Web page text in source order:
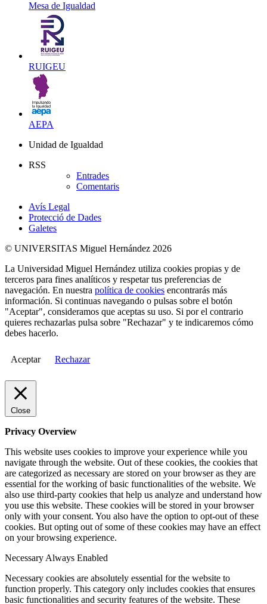
Mesa de Igualdad
RUIGEU
AEPA
Unidad de Igualdad
RSS
Entrades
Comentaris
Avís Legal
Protecció de Dades
Galetes
© UNIVERSITAS Miguel Hernández 2026
La Universidad Miguel Hernández utiliza cookies propias y de
terceros para fines analíticos y respetar tus preferencias de
navegación. En nuestra política de cookies encontrarás más
información. Si continuas navegando o pulsas sobre el botón
"Aceptar", consideramos que aceptas su uso. Si por el contrario
quieres rechazarlas pulsa sobre "Rechazar" y te indicaremos cómo
debes hacerlo.
Aceptar Rechazar
Close
Privacy Overview
This website uses cookies to improve your experience while you
navigate through the website. Out of these cookies, the cookies that
are categorized as necessary are stored on your browser as they are
essential for the working of basic functionalities of the website. We
also use third-party cookies that help us analyze and understand how
you use this website. These cookies will be stored in your browser
only with your consent. You also have the option to opt-out of these
cookies. But opting out of some of these cookies may have an effect
on your browsing experience.
Necessary Always Enabled
Necessary cookies are absolutely essential for the website to
function properly. This category only includes cookies that ensures
basic functionalities and security features of the website. These